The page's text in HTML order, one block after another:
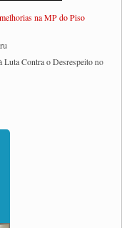
na MP do Piso
Contra o Desrespeito no
governo Lula sobre pautas
com Lula
sobre saúde nas
rodoviário de cargas na
e Caminhoneiros Autonomos
TRABALHADORA